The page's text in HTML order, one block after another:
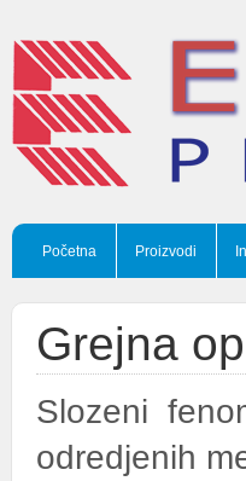
Početna Proizvodi
Grejna
Slozeni
odredjenih